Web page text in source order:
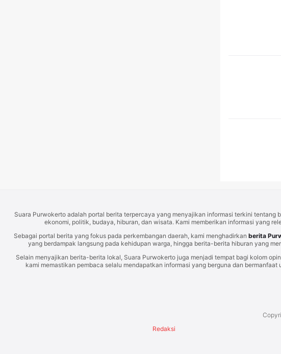
Suara Purwokerto adalah portal berita terpercaya yang menyajikan informasi terkini tentang
ekonomi, politik, budaya, hiburan, dan wisata. Kami memberikan informasi yang
Sebagai portal berita yang fokus pada perkembangan daerah, kami menghadirkan berita
yang berdampak langsung pada kehidupan warga, hingga berita-berita hiburan yang
Selain menyajikan berita-berita lokal, Suara Purwokerto juga menjadi tempat bagi kolom
kami memastikan pembaca selalu mendapatkan informasi yang berguna dan
Redaksi